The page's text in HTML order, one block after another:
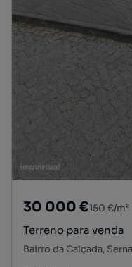
30 000 €150 €/m²
Terreno para venda